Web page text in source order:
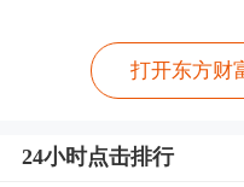
打开东方财
24小时点击排行